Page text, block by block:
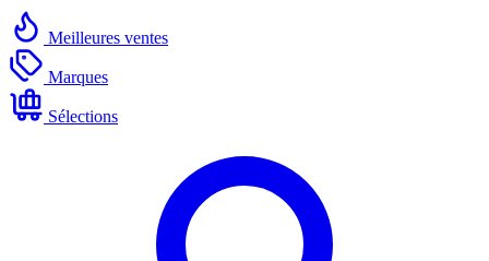
Meilleures ventes
Marques
Sélections